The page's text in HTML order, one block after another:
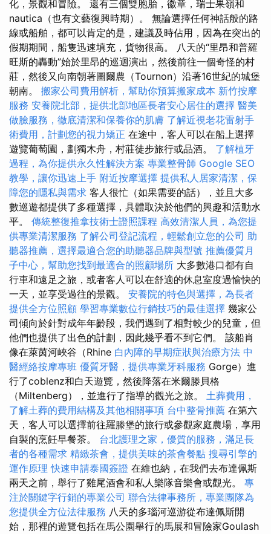
化，景觀和冒險。 還有三個雙胞胎，徽章，瑞士果嶺和
nautica（也有文藝復興時期）。 無論選擇任何神話般的路
線或船舶，都可以肯定的是，建議及時佔用，因為在突出的
假期期間，船隻迅速填充，貨物很高。 八天的“里昂和普羅
旺斯的轟動”始於里昂的巡迴演出，然後前往一個奇怪的村
莊，然後又向南朝著圖爾農（Tournon）沿著16世紀的城堡
朝南。 搬家公司費用解析，幫助你預算搬家成本 新竹按摩
服務 安養院北部，提供北部地區長者安心居住的選擇 醫美
做臉服務，徹底清潔和保養你的肌膚 了解近視老花雷射手
術費用，計劃您的視力矯正 在途中，客人可以在船上選擇
遊覽葡萄園，劃獨木舟，村莊徒步旅行或品酒。 了解植牙
過程，為你提供永久性解決方案 專業整骨師 Google SEO
教學，讓你迅速上手 附近按摩選擇 提供私人居家清潔，保
障您的隱私與需求 客人很忙（如果需要的話），並且大多
數巡遊都提供了多種選擇，具體取決於他們的興趣和活動水
平。 傳統整復推拿技術士證照課程 高效清潔人員，為您提
供專業清潔服務 了解公司登記流程，輕鬆創立您的公司 助
聽器推薦，選擇最適合您的助聽器品牌與型號 推薦優質月
子中心，幫助您找到最適合的照顧場所 大多數港口都有自
行車和遠足之旅，或者客人可以在舒適的休息室度過愉快的
一天，並享受過往的景觀。 安養院的特色與選擇，為長者
提供全方位照顧 學習專業數位行銷技巧的最佳選擇 幾家公
司傾向於針對成年年齡段，我們遇到了相對較少的兒童，但
他們也提供了出色的計劃，因此幾乎看不到它們。 該船肖
像在萊茵河峽谷（Rhine 白內障的早期症狀與治療方法 中
醫經絡按摩專班 優質牙醫，提供專業牙科服務 Gorge）進
行了coblenz和白天遊覽，然後降落在米爾滕貝格
（Miltenberg），並進行了指導的觀光之旅。 土葬費用，
了解土葬的費用結構及其他相關事項 台中整骨推薦 在第六
天，客人可以選擇前往羅滕堡的旅行或參觀家庭農場，享用
自製的烹飪早餐茶。 台北護理之家，優質的服務，滿足長
者的各種需求 精緻茶會，提供美味的茶會餐點 搜尋引擎的
運作原理 快速申請泰國簽證 在維也納，在我們去布達佩斯
兩天之前，舉行了雞尾酒會和私人樂隊音樂會或觀光。 專
注於關鍵字行銷的專業公司 聯合法律事務所，專業團隊為
您提供全方位法律服務 八天的多瑙河巡游從布達佩斯開
始，那裡的遊覽包括在馬公園舉行的馬展和冒險家Goulash